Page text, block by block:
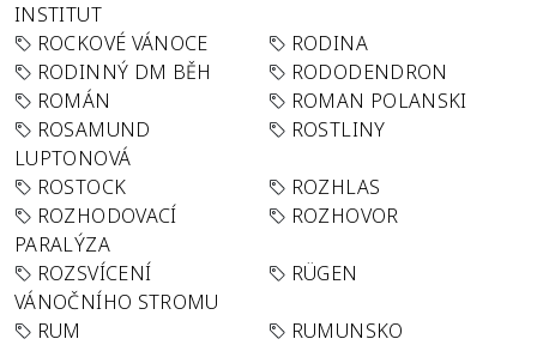
INSTITUT
ROCKOVÉ VÁNOCE
RODINA
RODINNÝ DM BĚH
RODODENDRON
ROMÁN
ROMAN POLANSKI
ROSAMUND
LUPTONOVÁ
ROSTLINY
ROSTOCK
ROZHLAS
ROZHODOVACÍ
PARALÝZA
ROZHOVOR
ROZSVÍCENÍ
VÁNOČNÍHO STROMU
RÜGEN
RUM
RUMUNSKO